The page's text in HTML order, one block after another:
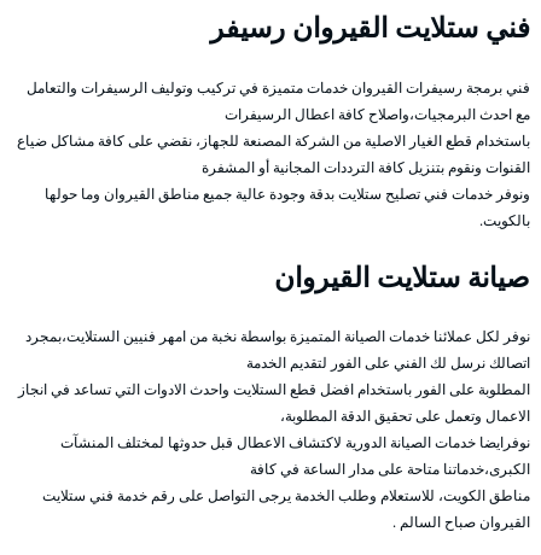
فني ستلايت القيروان رسيفر
فني برمجة رسيفرات القيروان خدمات متميزة في تركيب وتوليف الرسيفرات والتعامل
مع احدث البرمجيات،واصلاح كافة اعطال الرسيفرات
باستخدام قطع الغيار الاصلية من الشركة المصنعة للجهاز، نقضي على كافة مشاكل ضياع
القنوات ونقوم بتنزيل كافة الترددات المجانية أو المشفرة
ونوفر خدمات فني تصليح ستلايت بدقة وجودة عالية جميع مناطق القيروان وما حولها
بالكويت.
صيانة ستلايت القيروان
نوفر لكل عملائنا خدمات الصيانة المتميزة بواسطة نخبة من امهر فنيين الستلايت،بمجرد
اتصالك نرسل لك الفني على الفور لتقديم الخدمة
المطلوبة على الفور باستخدام افضل قطع الستلايت واحدث الادوات التي تساعد في انجاز
الاعمال وتعمل على تحقيق الدقة المطلوبة،
نوفرايضا خدمات الصيانة الدورية لاكتشاف الاعطال قبل حدوثها لمختلف المنشآت
الكبرى،خدماتنا متاحة على مدار الساعة في كافة
مناطق الكويت، للاستعلام وطلب الخدمة يرجى التواصل على رقم خدمة فني ستلايت
القيروان صباح السالم .